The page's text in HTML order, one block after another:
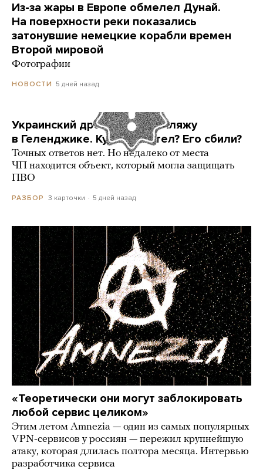
Из-за жары в Европе обмелел Дунай.
На поверхности реки показались
затонувшие немецкие корабли времен
Второй мировой
Фотографии
НОВОСТИ 5 дней назад
Украинский дрон попал по пляжу
в Геленджике. Куда он летел? Его сбили?
Точных ответов нет. Но недалеко от места
ЧП находится объект, который могла защищать
ПВО
РАЗБОР 3 карточки 5 дней назад
«Теоретически они могут заблокировать
любой сервис целиком»
Этим летом Amnezia — один из самых популярных
VPN-сервисов у россиян — пережил крупнейшую
атаку, которая длилась полтора месяца. Интервью
разработчика сервиса